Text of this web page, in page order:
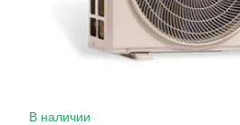
В наличии